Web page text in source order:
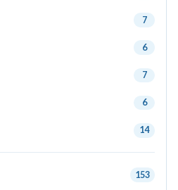
7
6
7
6
14
153